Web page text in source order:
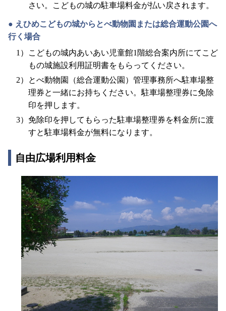
さい。こどもの城の駐車場料金が払い戻されます。
えひめこどもの城からとべ動物園または総合運動公園へ
行く場合
こどもの城内あいあい児童館1階総合案内所にてこど
もの城施設利用証明書をもらってください。
とべ動物園（総合運動公園）管理事務所へ駐車場整
理券と一緒にお持ちください。駐車場整理券に免除
印を押します。
免除印を押してもらった駐車場整理券を料金所に渡
すと駐車場料金が無料になります。
自由広場利用料金